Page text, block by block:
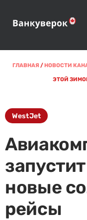
ГЛАВНАЯ /НОВОСТИ
ЭТОЙ
WestJet
новые
рейсы